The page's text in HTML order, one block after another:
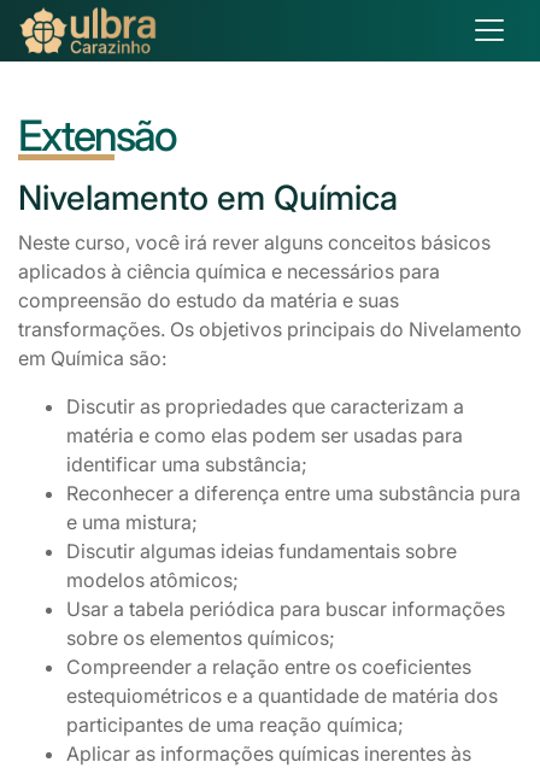
Extensão
Nivelamento em Química
Neste curso, você irá rever alguns conceitos básicos
aplicados à ciência química e necessários para
compreensão do estudo da matéria e suas
transformações. Os objetivos principais do Nivelamento
em Química são:
Discutir as propriedades que caracterizam a
matéria e como elas podem ser usadas para
identificar uma substância;
Reconhecer a diferença entre uma substância pura
e uma mistura;
Discutir algumas ideias fundamentais sobre
modelos atômicos;
Usar a tabela periódica para buscar informações
sobre os elementos químicos;
Compreender a relação entre os coeficientes
estequiométricos e a quantidade de matéria dos
participantes de uma reação química;
Aplicar as informações químicas inerentes às